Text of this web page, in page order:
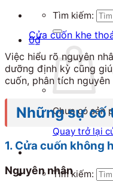
Tìm kiếm:
0₫
Chưa có sản
Quay trở lại
Tìm kiếm:
Cửa cuốn khe
Việc hiểu rõ nguyên
dưỡng định kỳ cũng
cuốn, phân tích
Những sự cố
1. Cửa cuốn không
Nguyên nhân